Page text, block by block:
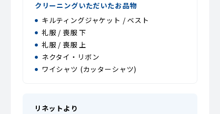
クリーニングいただいたお品物
キルティングジャケット / ベスト
礼服 / 喪服 下
礼服 / 喪服 上
ネクタイ・リボン
ワイシャツ (カッターシャツ)
リネットより